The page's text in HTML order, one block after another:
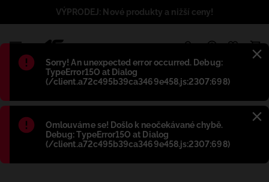
Błąd:
Sorry! An unexpected error occurred. Debug:
TypeError15O at Dialog
(/client.a72c495b39ca3469e458.js:2307:698)
Błąd:
Omlouváme se! Došlo k neočekávané chybě.
Debug: TypeError15O at Dialog
(/client.a72c495b39ca3469e458.js:2307:698)
VÝPRODEJ: Nové produkty a nižší ceny!